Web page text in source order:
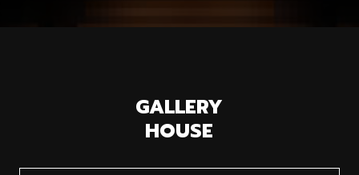
GALLERY
HOUSE